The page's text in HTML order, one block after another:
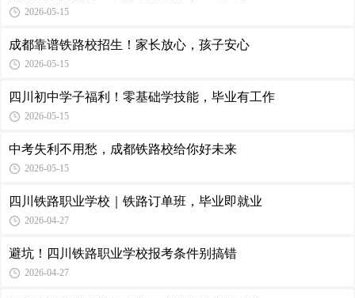
2026-05-15
成都靠谱铁路校招生！家长放心，孩子安心
2026-05-15
四川初中学子福利！零基础学技能，毕业有工作
2026-05-15
中考失利不用愁，成都铁路校给你好未来
2026-05-15
四川铁路职业学校｜铁路订单班，毕业即就业
2026-04-27
避坑！四川铁路职业学校报考条件别搞错
2026-04-27